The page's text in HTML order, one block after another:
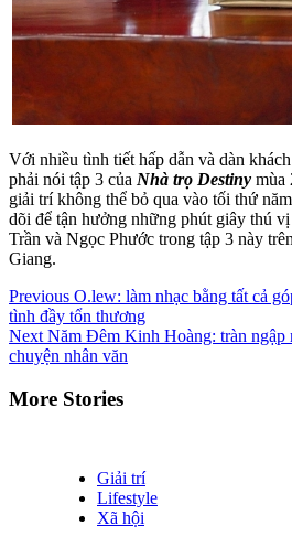
Với nhiều tình tiết hấp dẫn và dàn
phải nói tập 3 của Nhà trọ Destiny mùa
giải trí không thể bỏ qua vào tối thứ
dõi để tận hưởng những phút giây thú
Trần và Ngọc Phước trong tập 3 này
Giang.
Continue
Reading
Previous O.lew: làm nhạc bằng tất cả
tình đầy tổn thương
Next Năm Đêm Kinh Hoàng: tràn ngập
chuyện nhân văn
More Stories
Giải trí
Lifestyle
Xã hội